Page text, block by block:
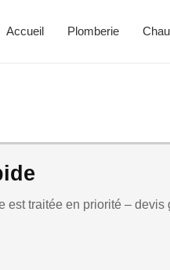
Accueil Plomberie
est traitée en priorité – devis